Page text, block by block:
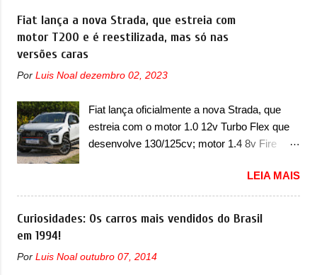
design já visto por outros modelos da marca,
em especial do SUV compacto A10.
nasce com um design que está bastante
faróis com um desenho mais retangular, com
um pequeno prolongamento para as laterais.
Os faróis cont...
Grand Cherokee 4xe, em sua versão única
Limited, com unidades de ano/modelo 2023 e
concessionária mais próxima para a solução
uma atualização do software do módulo de
controle da bateria (AHCP e HCP). Para
alguns veículos envolvidos, também, será
substituição do motor do ventilador HVAC
(aquecimento, ventilação e ar-condicionado).
A marca também confirmou que “foi
sobrecarga do microprocessador do Módulo
Fiat lança a nova Strada, que estreia com
motor T200 e é reestilizada, mas só nas
versões caras
Por Luis Noal dezembro 02, 2023
Fiat lança oficialmente a nova Strada, que
estreia com o motor 1.0 12v Turbo Flex que
desenvolve 130/125cv; motor 1.4 8v Fire
oficialmente a nova Strada, que aparece com
mudanças visuais e com uma nova opção de
motor. Depois da picape compacta receber o
do motor 1.0 12v Turbo Flex, conhecido
LEIA MAIS
Curiosidades: Os carros mais vendidos do Brasil
em 1994!
Por Luis Noal outubro 07, 2014